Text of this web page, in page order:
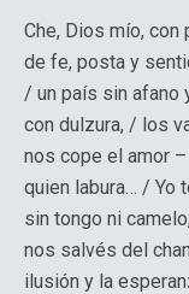
Che, Dios mío, con
de fe, posta y
/ un país sin afano
con dulzura, / los
nos cope el amor
quien labura… / Yo
sin tongo ni
nos salvés del
ilusión y la